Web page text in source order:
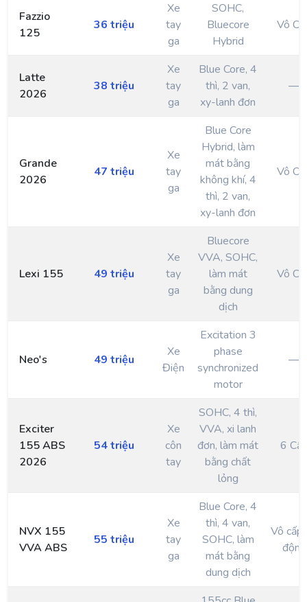
Fazzio
125
36 triệu
Xe
tay
ga
SOHC,
Bluecore
Hybrid
Vô
Latte
2026
38 triệu
Xe
tay
ga
Blue Core, 4
thì, 2 van,
xy-lanh đơn
—
Grande
2026
47 triệu
Xe
tay
ga
Blue Core
Hybrid, làm
mát bằng
không khí, 4
thì, 2 van,
xy-lanh đơn
Vô
Lexi 155 49 triệu
Xe
tay
ga
Bluecore
VVA, SOHC,
làm mát
bằng dung
dịch
Vô
Neo's 49 triệu
Xe
Điện
Excitation 3
phase
synchronized
motor
—
Exciter
155 ABS
2026
54 triệu
Xe
côn
tay
SOHC, 4 thì,
VVA, xi lanh
đơn, làm mát
bằng chất
lỏng
6
NVX 155
VVA ABS
55 triệu
Xe
tay
ga
Blue Core, 4
thì, 4 van,
SOHC, làm
mát bằng
dung dịch
Vô cấp
động